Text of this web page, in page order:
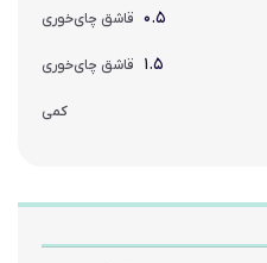
۰.۵ قاشق چای‌خوری
۱.۵ قاشق چای‌خوری
کمی